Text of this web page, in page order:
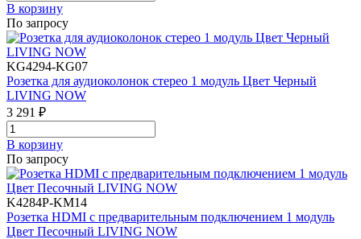
В корзинy
По запросу
KG4294-KG07
Розетка для аудиоколонок стерео 1 модуль Цвет Черный
LIVING NOW
3 291 ₽
В корзинy
По запросу
K4284P-KM14
Розетка HDMI с предварительным подключением 1 модуль
Цвет Песочный LIVING NOW